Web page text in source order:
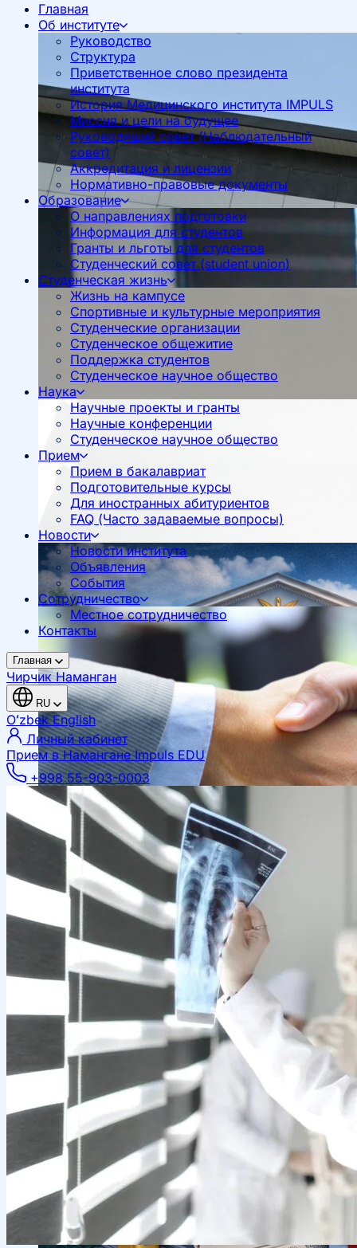
Главная
Об институте
Руководство
Руководство
Структура
Приветственное слово президента
института
История Медицинского института IMPULS
Миссия и цели на будущее
Руководящий совет (Наблюдательный
совет)
Аккредитация и лицензии
Нормативно-правовые документы
Образование
О направлениях подготовки
Информация для студентов
Гранты и льготы для студентов
Студенческий совет (student union)
Студенческая жизнь
Жизнь на кампусе
Спортивные и культурные мероприятия
Студенческие организации
Студенческое общежитие
Поддержка студентов
Студенческое научное общество
Наука
Научные проекты и гранты
Научные конференции
Студенческое научное общество
Прием
Прием в бакалавриат
Подготовительные курсы
Для иностранных абитуриентов
FAQ (Часто задаваемые вопросы)
Новости
Новости института
Объявления
События
Сотрудничество
Местное сотрудничество
Местное сотрудничество
Контакты
Главная
ЧирчикНаманган
RU
OʻzbekEnglish
Личный кабинет
Прием в Намангане Impuls EDU
+998 55-903-0003